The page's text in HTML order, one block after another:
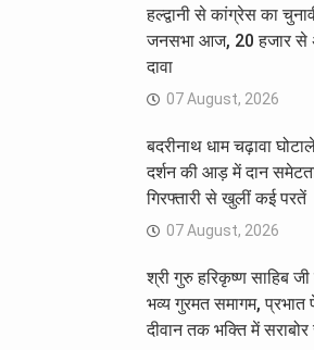
हल्द्वानी से कांग्रेस का
जनसभा आज, 20 हजार से
दावा
07 August, 2026
बदरीनाथ धाम चढ़ावा
दर्शन की आड़ में दान
गिरफ्तारी से खुलीं कई परतें
07 August, 2026
श्री गुरु हरिकृष्ण साहिब
भव्य गुरमत समागम,
दीवान तक भक्ति में